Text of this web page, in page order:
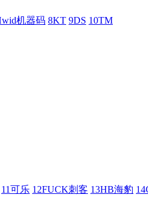
机器码 8KT 9DS 10TM
11可乐 12FUCK刺客 13HB海豹